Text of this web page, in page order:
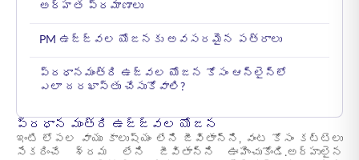
అర్హత ప్రమాణాలు
PM ఉజ్జ్వల యోజనకు అవసరమైన పత్రాలు
ప్రధానమంత్రి ఉజ్వల యోజన కోసం ఆన్‌లైన్‌లో
ఎలా దరఖాస్తు చేసుకోవాలి?
ప్రధాన మంత్రి ఉజ్జ్వల యోజన
ఇంటి లోపల వాయు కాలుష్యం లేని జీవితాన్ని, వంట కోసం కట్టెలు
సేకరించే శ్రమ లేని జీవితాన్ని ఊహించుకోండి.అర్హులైన